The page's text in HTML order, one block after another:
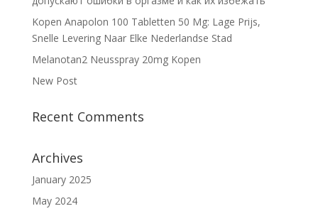
Kopen Anapolon 100 Tabletten 50 Mg: Lage Prijs,
Snelle Levering Naar Elke Nederlandse Stad
Melanotan2 Neusspray 20mg Kopen
New Post
Recent Comments
Archives
January 2025
May 2024